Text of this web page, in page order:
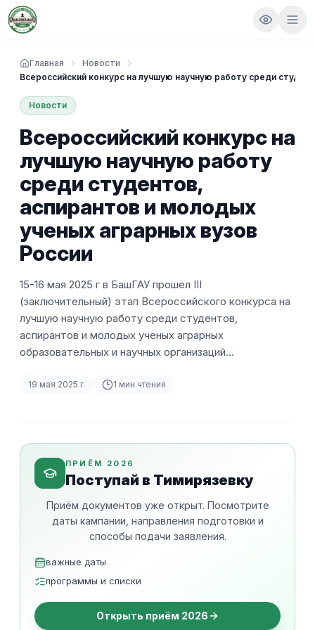
Главная
Новости
Всероссийский конкурс на лучшую научную работу среди
Новости
Всероссийский конкурс на
лучшую научную работу
среди студентов,
аспирантов и молодых
ученых аграрных вузов
России
15-16 мая 2025 г в БашГАУ прошел III
(заключительный) этап Всероссийского конкурса на
лучшую научную работу среди студентов,
аспирантов и молодых ученых аграрных
образовательных и научных организаций…
19 мая 2025 г. 1 мин чтения
ПРИЁМ 2026
Поступай в Тимирязевку
Приём документов уже открыт. Посмотрите
даты кампании, направления подготовки и
способы подачи заявления.
важные даты
программы и списки
Открыть приём 2026